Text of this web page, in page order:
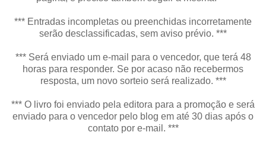
*** Entradas incompletas ou preenchidas incorretamente
serão desclassificadas, sem aviso prévio. ***
*** Será enviado um e-mail para o vencedor, que terá 48
horas para responder. Se por acaso não recebermos
resposta, um novo sorteio será realizado. ***
*** O livro foi enviado pela editora para a promoção e será
enviado para o vencedor pelo blog em até 30 dias após o
contato por e-mail. ***